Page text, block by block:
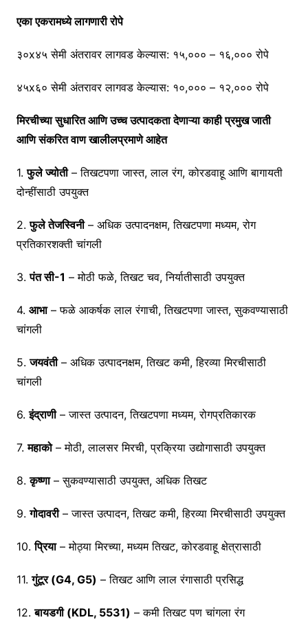
एका एकरामध्ये लागणारी रोपे
३०x४५ सेमी अंतरावर लागवड केल्यास: १५,००० – १६,००० रोपे
४५x६० सेमी अंतरावर लागवड केल्यास: १०,००० – १२,००० रोपे
मिरचीच्या सुधारित आणि उच्च उत्पादकता देणाऱ्या काही प्रमुख जाती
आणि संकरित वाण खालीलप्रमाणे आहेत
1.फुले ज्योती– तिखटपणा जास्त, लाल रंग, कोरडवाहू आणि बागायती
दोन्हींसाठी उपयुक्त
2.फुले तेजस्विनी– अधिक उत्पादनक्षम, तिखटपणा मध्यम, रोग
प्रतिकारशक्ती चांगली
3.पंत सी-1 – मोठी फळे, तिखट चव, निर्यातीसाठी उपयुक्त
4. आभा– फळे आकर्षक लाल रंगाची, तिखटपणा जास्त, सुकवण्यासाठी
चांगली
5.जयवंती– अधिक उत्पादनक्षम, तिखट कमी, हिरव्या मिरचीसाठी
चांगली
6.इंद्राणी– जास्त उत्पादन, तिखटपणा मध्यम, रोगप्रतिकारक
7.महाको– मोठी, लालसर मिरची, प्रक्रिया उद्योगासाठी उपयुक्त
8.कृष्णा– सुकवण्यासाठी उपयुक्त, अधिक तिखट
9.गोदावरी– जास्त उत्पादन, तिखट कमी, हिरव्या मिरचीसाठी उपयुक्त
10.प्रिया– मोठ्या मिरच्या, मध्यम तिखट, कोरडवाहू क्षेत्रासाठी
11.गुंटूर (G4, G5) – तिखट आणि लाल रंगासाठी प्रसिद्ध
12.बायडगी (KDL, 5531) – कमी तिखट पण चांगला रंग